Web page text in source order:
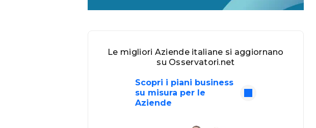
Le migliori Aziende italiane si aggiornano
su Osservatori.net
Scopri i piani business
su misura per le
Aziende